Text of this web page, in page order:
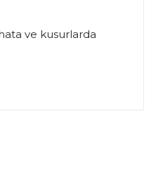
ve kusurlarda